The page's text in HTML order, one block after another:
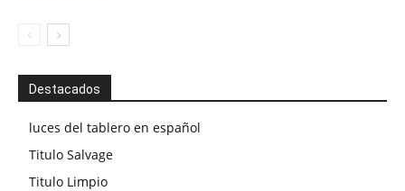
Destacados
luces del tablero en español
Titulo Salvage
Titulo Limpio